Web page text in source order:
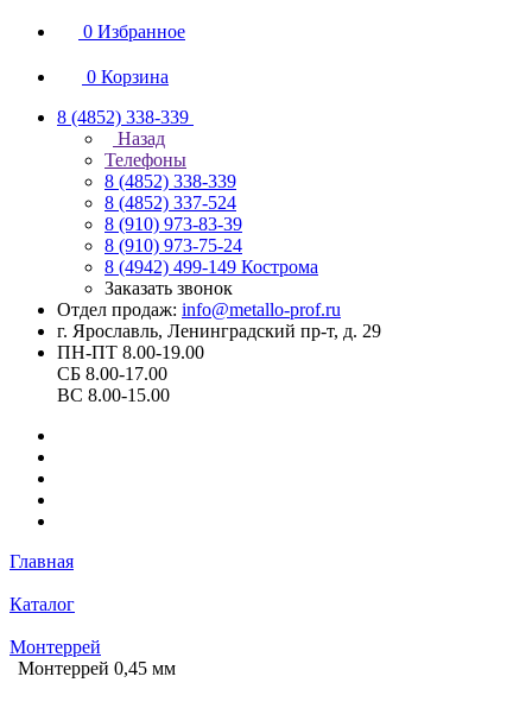
0 Избранное
0 Корзина
8 (4852) 338-339
Назад
Телефоны
8 (4852) 338-339
8 (4852) 337-524
8 (910) 973-83-39
8 (910) 973-75-24
8 (4942) 499-149 Кострома
Заказать звонок
Отдел продаж: info@metallo-prof.ru
г. Ярославль, Ленинградский пр-т, д. 29
ПН-ПТ 8.00-19.00
СБ 8.00-17.00
ВС 8.00-15.00
Главная
Каталог
Монтеррей
Монтеррей 0,45 мм